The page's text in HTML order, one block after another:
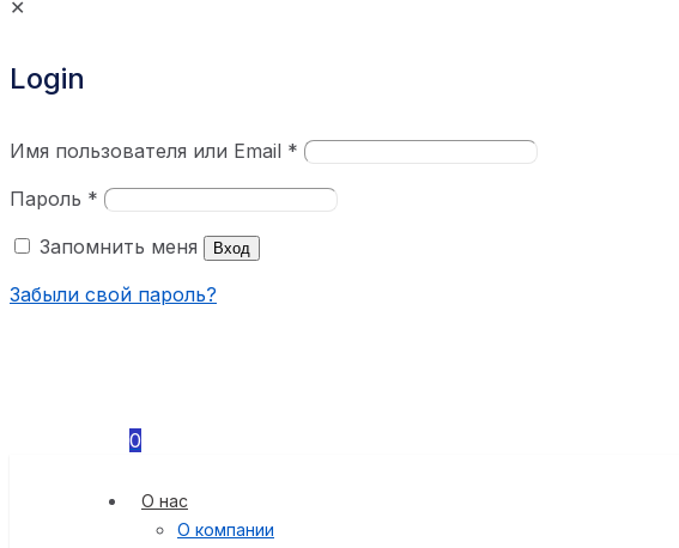
✕
Login
Имя пользователя или Email *
Пароль *
Запомнить меня
Вход
Забыли свой пароль?
0
О нас
О компании